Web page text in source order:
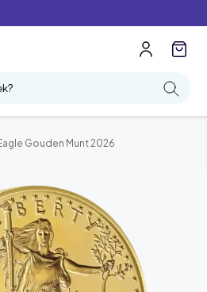
Gouden Munt 2026